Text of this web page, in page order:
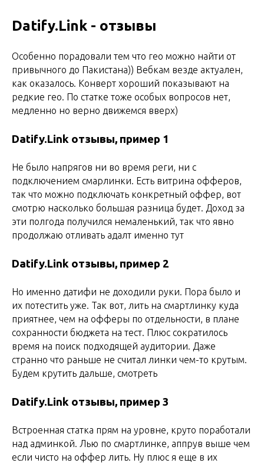
Datify.Link - отзывы
Особенно порадовали тем что гео можно найти от
привычного до Пакистана)) Вебкам везде актуален,
как оказалось. Конверт хороший показывают на
редкие гео. По статке тоже особых вопросов нет,
медленно но верно движемся вверх)
Datify.Link отзывы, пример 1
Не было напрягов ни во время реги, ни с
подключением смарлинки. Есть витрина офферов,
так что можно подключать конкретный оффер, вот
смотрю насколько большая разница будет. Доход за
эти полгода получился немаленький, так что явно
продолжаю отливать адалт именно тут
Datify.Link отзывы, пример 2
Но именно датифи не доходили руки. Пора было и
их потестить уже. Так вот, лить на смартлинку куда
приятнее, чем на офферы по отдельности, в плане
сохранности бюджета на тест. Плюс сократилось
время на поиск подходящей аудитории. Даже
странно что раньше не считал линки чем-то крутым.
Будем крутить дальше, смотреть
Datify.Link отзывы, пример 3
Встроенная статка прям на уровне, круто поработали
над админкой. Лью по смартлинке, аппрув выше чем
если чисто на оффер лить. Ну плюс я еще в их